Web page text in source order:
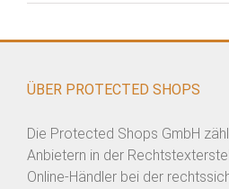
ÜBER PROTECTED SHOPS
Die Protected Shops GmbH
Anbietern in der
Online-Händler bei der